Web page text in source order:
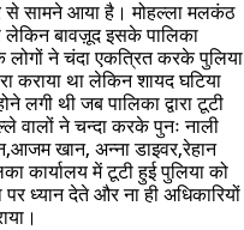
से सामने आया है। मोहल्ला मलकंठ
लेकिन बावज़ूद इसके पालिका
ने चंदा एकत्रित करके पुलिया
कराया था लेकिन शायद घटिया
थी जब पालिका द्वारा टूटी
वालों ने चन्दा करके पुनः नाली
खान, अन्ना डाइवर,रेहान
कार्यालय में टूटी हुई पुलिया को
ध्यान देते और ना ही अधिकारियों